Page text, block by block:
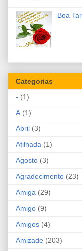
Boa
Categorias
- (1)
A (1)
Abril (3)
Afilhada (1)
Agosto (3)
Agradecimento (23)
Amiga (29)
Amigo (9)
Amigos (4)
Amizade (203)